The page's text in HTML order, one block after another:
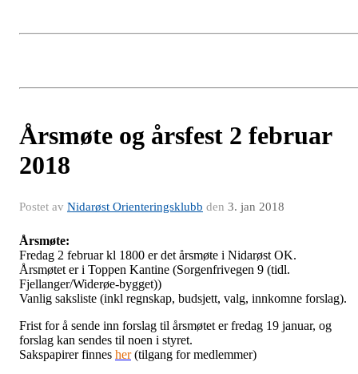
Årsmøte og årsfest 2 februar
2018
Postet av Nidarøst Orienteringsklubb den 3. jan 2018
Årsmøte:
Fredag 2 februar kl 1800 er det årsmøte i Nidarøst OK.
Årsmøtet er i Toppen Kantine (Sorgenfrivegen 9 (tidl.
Fjellanger/Widerøe-bygget))
Vanlig saksliste (inkl regnskap, budsjett, valg, innkomne forslag).
Frist for å sende inn forslag til årsmøtet er fredag 19 januar, og
forslag kan sendes til noen i styret.
Sakspapirer finnes her(tilgang for medlemmer)